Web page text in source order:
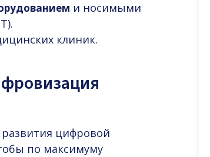
и носимыми
клиник.
развития цифровой
по максимуму